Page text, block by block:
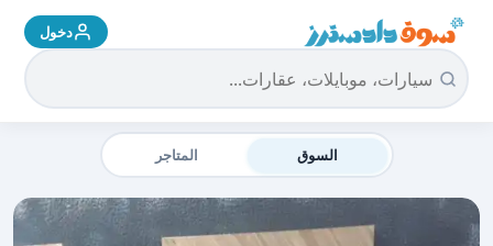
سوق دادسترز الرئيسية دخول
السوق المتاجر